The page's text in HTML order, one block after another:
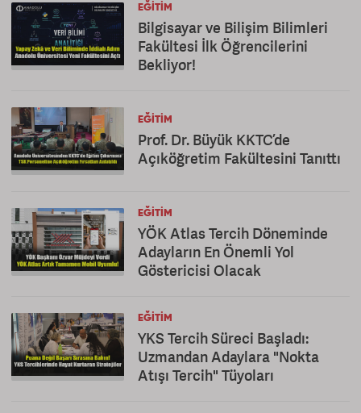
EĞITIM
Bilgisayar ve Bilişim Bilimleri
Fakültesi İlk Öğrencilerini
Bekliyor!
EĞITIM
Prof. Dr. Büyük KKTC’de
Açıköğretim Fakültesini Tanıttı
EĞITIM
YÖK Atlas Tercih Döneminde
Adayların En Önemli Yol
Göstericisi Olacak
EĞITIM
YKS Tercih Süreci Başladı:
Uzmandan Adaylara "Nokta
Atışı Tercih" Tüyoları